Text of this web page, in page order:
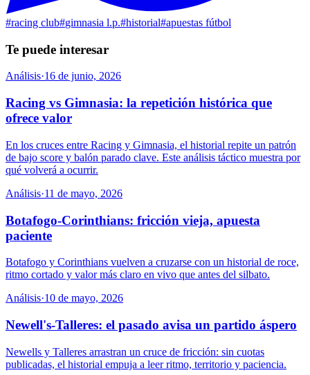
#racing club#gimnasia l.p.#historial#apuestas fútbol
Te puede interesar
Análisis·16 de junio, 2026
Racing vs Gimnasia: la repetición histórica que
ofrece valor
En los cruces entre Racing y Gimnasia, el historial repite un patrón
de bajo score y balón parado clave. Este análisis táctico muestra por
qué volverá a ocurrir.
Análisis·11 de mayo, 2026
Botafogo-Corinthians: fricción vieja, apuesta
paciente
Botafogo y Corinthians vuelven a cruzarse con un historial de roce,
ritmo cortado y valor más claro en vivo que antes del silbato.
Análisis·10 de mayo, 2026
Newell's-Talleres: el pasado avisa un partido áspero
Newells y Talleres arrastran un cruce de fricción: sin cuotas
publicadas, el historial empuja a leer ritmo, territorio y paciencia.